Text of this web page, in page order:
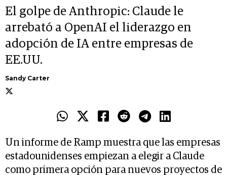
El golpe de Anthropic: Claude le
arrebató a OpenAI el liderazgo en
adopción de IA entre empresas de
EE.UU.
Sandy Carter
Un informe de Ramp muestra que las empresas
estadounidenses empiezan a elegir a Claude
como primera opción para nuevos proyectos de